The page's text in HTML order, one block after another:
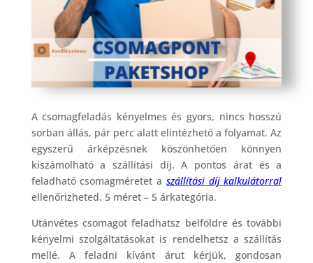
A csomagfeladás kényelmes és gyors, nincs hosszú
sorban állás, pár perc alatt elintézhető a folyamat. Az
egyszerű árképzésnek köszönhetően könnyen
kiszámolható a szállítási díj. A pontos árat és a
feladható csomagméretet a szállítási díj kalkulátorral
ellenőrizheted. 5 méret – 5 árkategória.
Utánvétes csomagot feladhatsz belföldre és további
kényelmi szolgáltatásokat is rendelhetsz a szállítás
mellé. A feladni kívánt árut kérjük, gondosan